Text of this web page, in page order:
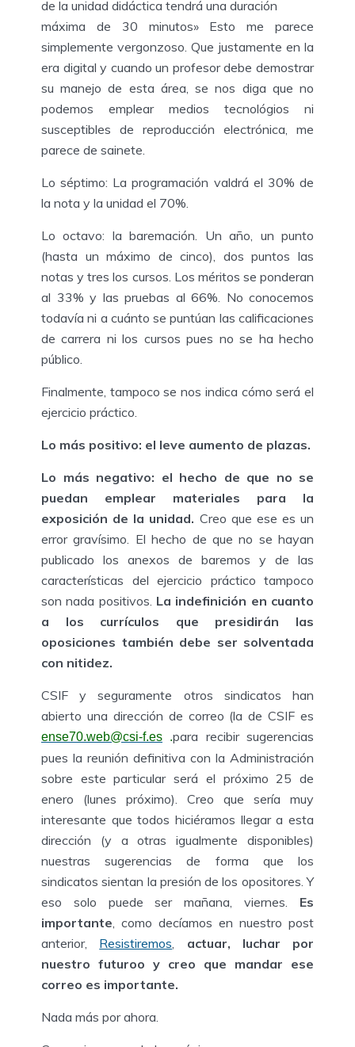
de la unidad didáctica tendrá una duración
máxima de 30 minutos» Esto me parece
simplemente vergonzoso. Que justamente en la
era digital y cuando un profesor debe demostrar
su manejo de esta área, se nos diga que no
podemos emplear medios tecnológios ni
susceptibles de reproducción electrónica, me
parece de sainete.
Lo séptimo: La programación valdrá el 30% de
la nota y la unidad el 70%.
Lo octavo: la baremación. Un año, un punto
(hasta un máximo de cinco), dos puntos las
notas y tres los cursos. Los méritos se ponderan
al 33% y las pruebas al 66%. No conocemos
todavía ni a cuánto se puntúan las calificaciones
de carrera ni los cursos pues no se ha hecho
público.
Finalmente, tampoco se nos indica cómo será el
ejercicio práctico.
Lo más positivo: el leve aumento de plazas.
Lo más negativo: el hecho de que no se
puedan emplear materiales para la
exposición de la unidad. Creo que ese es un
error gravísimo. El hecho de que no se hayan
publicado los anexos de baremos y de las
características del ejercicio práctico tampoco
son nada positivos. La indefinición en cuanto
a los currículos que presidirán las
oposiciones también debe ser solventada
con nitidez.
CSIF y seguramente otros sindicatos han
abierto una dirección de correo (la de CSIF es
ense70.web@csi-f.es .para recibir sugerencias
pues la reunión definitiva con la Administración
sobre este particular será el próximo 25 de
enero (lunes próximo). Creo que sería muy
interesante que todos hiciéramos llegar a esta
dirección (y a otras igualmente disponibles)
nuestras sugerencias de forma que los
sindicatos sientan la presión de los opositores. Y
eso solo puede ser mañana, viernes. Es
importante , como decíamos en nuestro post
anterior, Resistiremos
actuar, luchar por
nuestro futuroo y creo que mandar ese
correo es importante.
Nada más por ahora.